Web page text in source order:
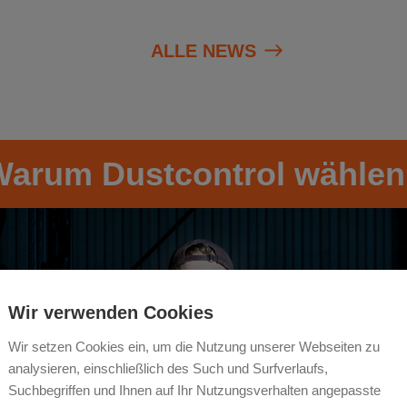
ALLE NEWS
Dustcontrol
Wir verwenden Cookies
Wir setzen Cookies ein, um die Nutzung unserer Webseiten zu
analysieren, einschließlich des Such und Surfverlaufs,
Suchbegriffen und Ihnen auf Ihr Nutzungsverhalten angepasste